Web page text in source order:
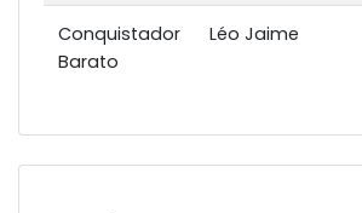
Conquistador
Barato
Léo Jaime